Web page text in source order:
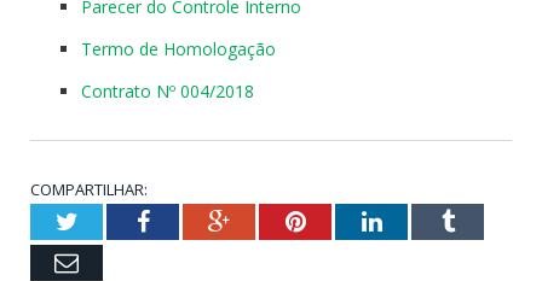
Parecer do Controle Interno
Termo de Homologação
Contrato Nº 004/2018
COMPARTILHAR:
TwitterFacebookGoogle+PinterestLinkedInTumblr
Email